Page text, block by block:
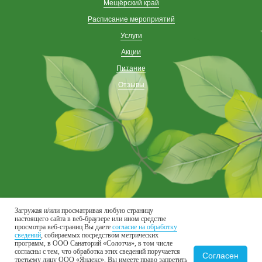
Присоединяйтесь к нам в соцсетях
Мещёрский край
Расписание мероприятий
Услуги
Акции
Питание
Отзывы
Загружая и/или просматривая любую страницу
настоящего сайта в веб-браузере или ином средстве
просмотра веб-страниц Вы даете согласие на обработку
сведений, собираемых посредством метрических
программ, в ООО Санаторий «Солотча», в том числе
согласны с тем, что обработка этих сведений поручается
третьему лицу ООО «Яндекс». Вы имеете право запретить
Согласен